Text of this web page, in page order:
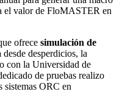
el valor de FloMASTER en
ofrece simulación de
desde desperdicios, la
con la Universidad de
de pruebas realizo
sistemas ORC en